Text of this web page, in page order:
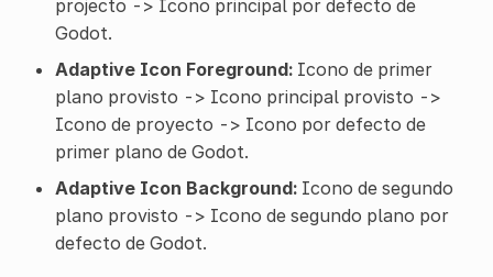
projecto -> Icono principal por defecto de
Godot.
Adaptive Icon Foreground:Icono de primer
plano provisto -> Icono principal provisto ->
Icono de proyecto -> Icono por defecto de
primer plano de Godot.
Adaptive Icon Background:Icono de segundo
plano provisto -> Icono de segundo plano por
defecto de Godot.